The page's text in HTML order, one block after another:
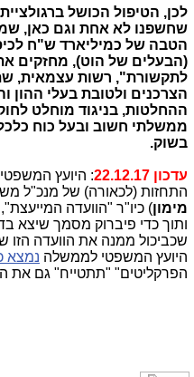
לכן, הטיפול הכושל
שחשפנו לא אחת וגם כאן,
הטבה של כמיליארד ש"ח
(הבעלים של הוט), מחזקים
לתקשורת", רשות עצמאית,
הצרכנים ולטובת בעלי
ההחלטות, בניגוד מוחלט
ממשלתי חשוב ובעל כוח
בשוק.
עדכון 22.12.17
: היועץ
התחזות (לכאורה) של מנכ"ל
מימון) כיו"ר "הוועדה
ותוך כדי פיברוק מסמך שיצא
שכביכול ממנה את הוועדה
היועץ המשפטי לממשלה נמצא
הפרקליטים" "תתטייח" גם את